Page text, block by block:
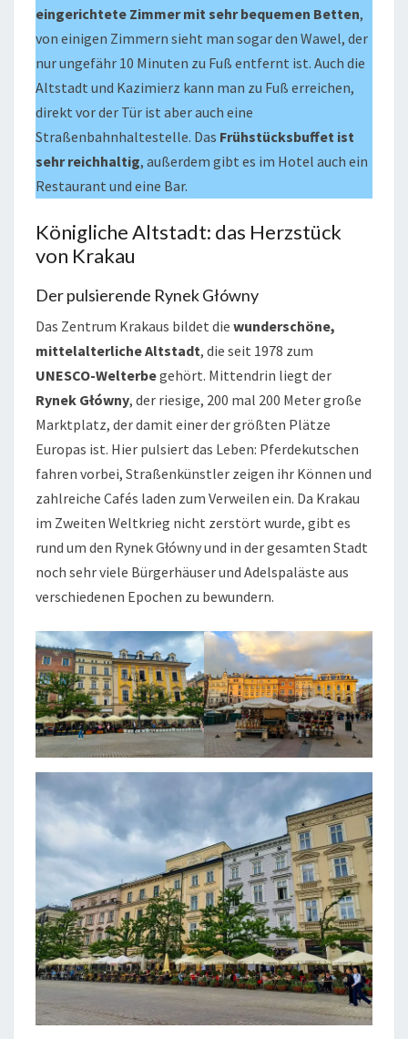
eingerichtete Zimmer mit sehr bequemen Betten,
von einigen Zimmern sieht man sogar den Wawel, der
nur ungefähr 10 Minuten zu Fuß entfernt ist. Auch die
Altstadt und Kazimierz kann man zu Fuß erreichen,
direkt vor der Tür ist aber auch eine
Straßenbahnhaltestelle. Das Frühstücksbuffet ist
sehr reichhaltig, außerdem gibt es im Hotel auch ein
Restaurant und eine Bar.
Königliche Altstadt: das Herzstück
von Krakau
Der pulsierende Rynek Główny
Das Zentrum Krakaus bildet die wunderschöne,
mittelalterliche Altstadt, die seit 1978 zum
UNESCO-Welterbegehört. Mittendrin liegt der
Rynek Główny, der riesige, 200 mal 200 Meter große
Marktplatz, der damit einer der größten Plätze
Europas ist. Hier pulsiert das Leben: Pferdekutschen
fahren vorbei, Straßenkünstler zeigen ihr Können und
zahlreiche Cafés laden zum Verweilen ein. Da Krakau
im Zweiten Weltkrieg nicht zerstört wurde, gibt es
rund um den Rynek Główny und in der gesamten Stadt
noch sehr viele Bürgerhäuser und Adelspaläste aus
verschiedenen Epochen zu bewundern.